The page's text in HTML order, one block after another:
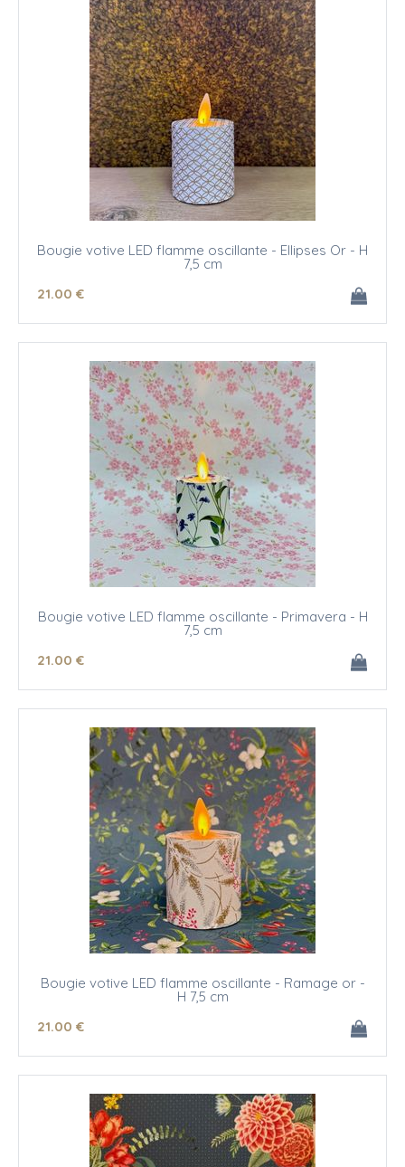
Bougie votive LED flamme oscillante - Ellipses Or - H
7,5 cm
21.00 €
Bougie votive LED flamme oscillante - Primavera - H
7,5 cm
21.00 €
Bougie votive LED flamme oscillante - Ramage or -
H 7,5 cm
21.00 €